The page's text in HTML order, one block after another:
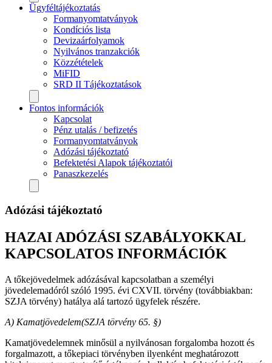
Ügyféltájékoztatás
Formanyomtatványok
Kondíciós lista
Devizaárfolyamok
Nyilvános tranzakciók
Közzétételek
MiFID
SRD II Tájékoztatások
Fontos információk
Kapcsolat
Pénz utalás / befizetés
Formanyomtatványok
Adózási tájékoztató
Befektetési Alapok tájékoztatói
Panaszkezelés
Adózási tájékoztató
HAZAI ADÓZÁSI SZABÁLYOKKAL
KAPCSOLATOS INFORMÁCIÓK
A tőkejövedelmek adózásával kapcsolatban a személyi
jövedelemadóról szóló 1995. évi CXVII. törvény (továbbiakban:
SZJA törvény) hatálya alá tartozó ügyfelek részére.
A) Kamatjövedelem(SZJA törvény 65. §)
Kamatjövedelemnek minősül a nyilvánosan forgalomba hozott és
forgalmazott, a tőkepiaci törvényben ilyenként meghatározott